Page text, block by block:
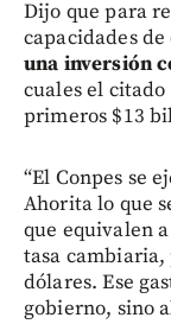
Dijo que para
capacidades
una inversión
cuales el
primeros $13
“El Conpes se
Ahorita lo que
que equivalen
tasa
dólares. Ese
gobierno, sino